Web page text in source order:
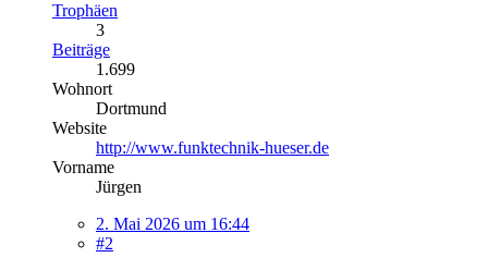
Trophäen
3
Beiträge
1.699
Wohnort
Dortmund
Website
http://www.funktechnik-hueser.de
Vorname
Jürgen
2. Mai 2026 um 16:44
#2